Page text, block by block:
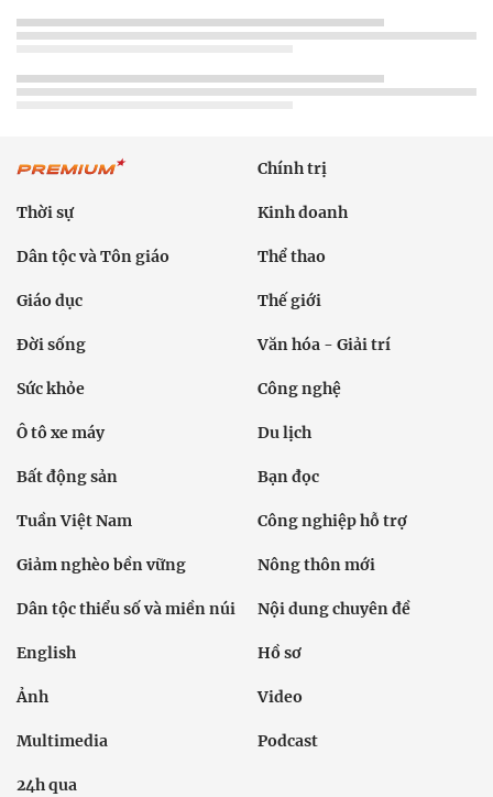
Chính trị
Thời sự Kinh doanh
Dân tộc và Tôn giáo Thể thao
Giáo dục Thế giới
Đời sống Văn hóa - Giải trí
Sức khỏe Công nghệ
Ô tô xe máy Du lịch
Bất động sản Bạn đọc
Tuần Việt Nam Công nghiệp hỗ trợ
Giảm nghèo bền vững Nông thôn mới
Dân tộc thiểu số và miền núi Nội dung chuyên đề
English Hồ sơ
Ảnh Video
Multimedia Podcast
24h qua